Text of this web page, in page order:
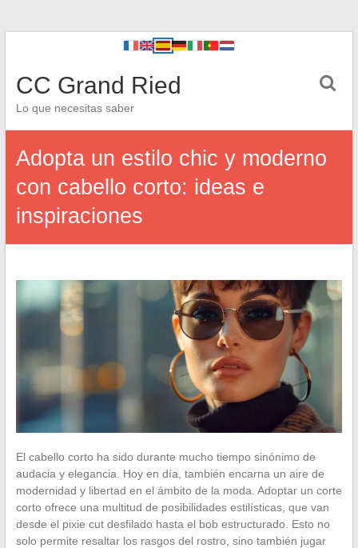
CC Grand Ried
Lo que necesitas saber
Adopta un estilo chic y moderno
con cabello corto: ideas e
inspiraciones
El cabello corto ha sido durante mucho tiempo sinónimo de
audacia y elegancia. Hoy en día, también encarna un aire de
modernidad y libertad en el ámbito de la moda. Adoptar un corte
corto ofrece una multitud de posibilidades estilísticas, que van
desde el pixie cut desfilado hasta el bob estructurado. Esto no
solo permite resaltar los rasgos del rostro, sino también jugar